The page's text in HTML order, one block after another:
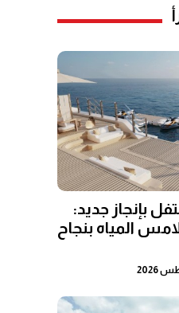
بإنجاز جديد:
المياه بنجاح